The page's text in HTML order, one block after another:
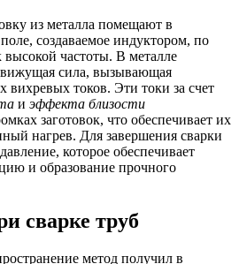
из металла помещают в
создаваемое индуктором, по
высокой частоты. В металле
сила, вызывающая
вихревых токов. Эти токи за счет
и эффекта близости
заготовок, что обеспечивает их
нагрев. Для завершения сварки
которое обеспечивает
и образование прочного
сварке труб
метод получил в